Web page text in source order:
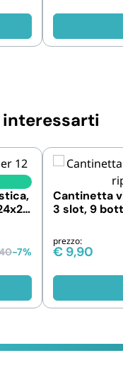
-7%
Cantinetta
3 slot, 9
prezzo:
€ 9,90